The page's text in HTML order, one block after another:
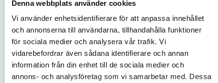
Denna webbplats använder cookies
Vi använder enhetsidentifierare för att anpassa innehållet
och annonserna till användarna, tillhandahålla funktioner
för sociala medier och analysera vår trafik. Vi
vidarebefordrar även sådana identifierare och annan
information från din enhet till de sociala medier och
annons- och analysföretag som vi samarbetar med. Dessa